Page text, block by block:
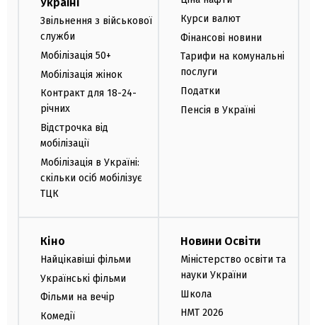
Звільнення з військової
служби
Мобілізація 50+
Мобілізація жінок
Контракт для 18-24-
річних
Відстрочка від
мобілізації
Мобілізація в Україні:
скільки осіб мобілізує
ТЦК
Курси валют
Фінансові новини
Тарифи на комунальні
послуги
Податки
Пенсія в Україні
Кіно
Найцікавіші фільми
Українські фільми
Фільми на вечір
Комедії
Новини Освіти
Міністерство освіти та
науки України
Школа
НМТ 2026